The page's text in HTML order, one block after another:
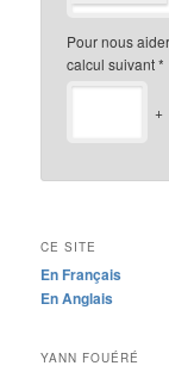
Pour nous
calcul suivant*
+
CE SITE
En Français
En Anglais
YANN FOUÉRÉ